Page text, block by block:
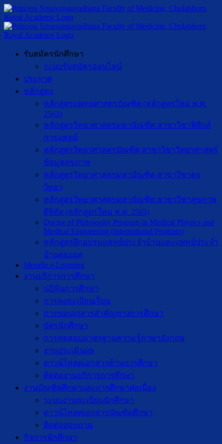
รับสมัครนักศึกษา
ระบบรับสมัครออนไลน์
ประกาศ
หลักสูตร
หลักสูตรแพทยศาสตรบัณฑิต (หลักสูตรใหม่ พ.ศ.
2563)
หลักสูตรวิทยาศาสตรมหาบัณฑิต สาขาวิชาฟิสิกส์
การแพทย์
หลักสูตรวิทยาศาสตรบัณฑิต สาขาวิชาวิทยาศาสตร์
ข้อมูลสุขภาพ
หลักสูตรวิทยาศาสตรมหาบัณฑิต สาขาวิชาตจ
วิทยา
หลักสูตรวิทยาศาสตรมหาบัณฑิต สาขาวิชาสุขภาพ
ดิจิทัล (หลักสูตรใหม่ พ.ศ. 2565)
Doctor of Philosophy Program in Medical Physics and
Medical Engineering (International Program)
หลักสูตรฝึกอบรมแพทย์ประจำบ้านและแพทย์ประจำ
บ้านต่อยอด
Moodle e-Learning
งานบริการการศึกษา
ปฎิทินการศึกษา
การลงทะเบียนเรียน
การขอเอกสารสำคัญทางการศึกษา
บัตรนักศึกษา
การทดสอบมาตรฐานความรู้ภาษาอังกฤษ
งานประเมินผล
ดาวน์โหลดเอกสารด้านการศึกษา
ติดต่องานบริการการศึกษา
งานบัณฑิตศึกษาเเละการศึกษาต่อเนื่อง
ระบบงานทะเบียนนักศึกษา
ดาวน์โหลดเอกสารบัณฑิตศึกษา
ติดต่อสอบถาม
กิจการนักศึกษา